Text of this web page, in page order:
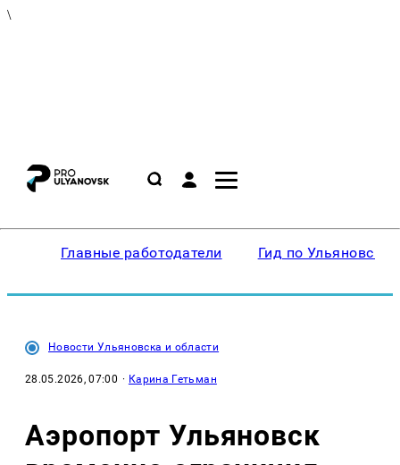
\
Главные работодатели Гид по Ульяновску
Новости Ульяновска и области
28.05.2026, 07:00 · Карина Гетьман
Аэропорт Ульяновск